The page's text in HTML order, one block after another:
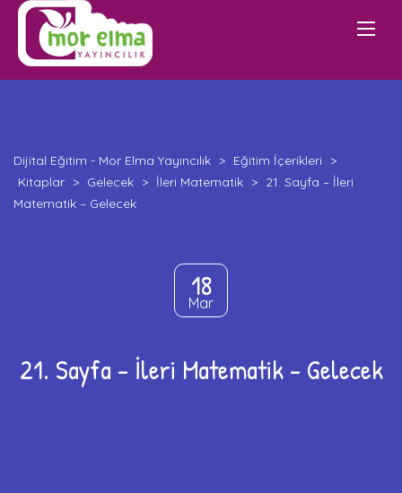
Dijital Eğitim - Mor Elma Yayıncılık > Eğitim İçerikleri
>
Kitaplar > Gelecek > İleri Matematik > 21. Sayfa – İleri
Matematik – Gelecek
18
Mar
21. Sayfa – İleri Matematik – Gelecek